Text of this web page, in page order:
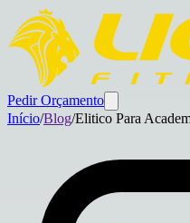
Pedir Orçamento
Início/Blog/Elitico Para